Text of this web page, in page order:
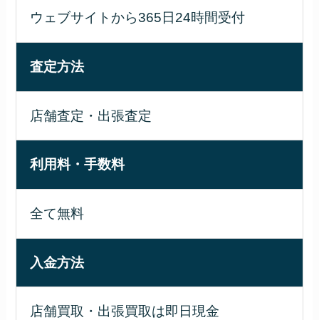
ウェブサイトから365日24時間受付
査定方法
店舗査定・出張査定
利用料・手数料
全て無料
入金方法
店舗買取・出張買取は即日現金